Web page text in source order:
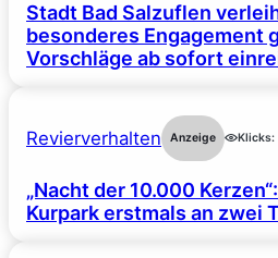
Stadt Bad Salzuflen
besonderes Engagement
Vorschläge ab sofort
Revierverhalten Anzeige Klicks:
„Nacht der 10.000
Kurpark erstmals an zwei